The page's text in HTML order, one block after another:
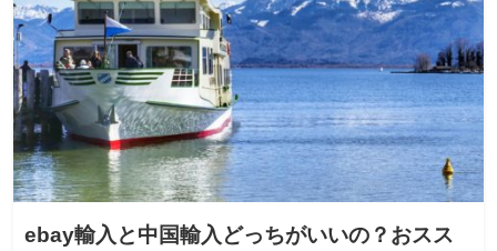
ebay輸入と中国輸入どっちがいいの？おスス